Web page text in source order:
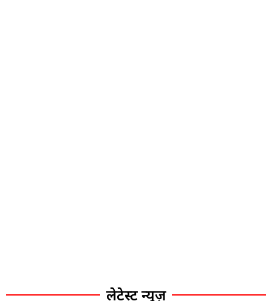
लेटेस्ट न्यूज़